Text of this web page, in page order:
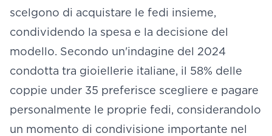
scelgono di acquistare le fedi insieme,
condividendo la spesa e la decisione del
modello. Secondo un'indagine del 2024
condotta tra gioiellerie italiane, il 58% delle
coppie under 35 preferisce scegliere e pagare
personalmente le proprie fedi, considerandolo
un momento di condivisione importante nel